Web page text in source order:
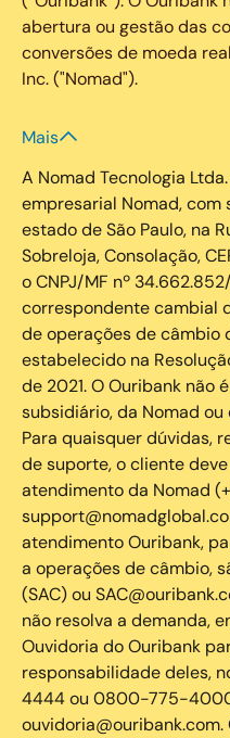
abertura ou gestão das
conversões de moeda
Inc. ("Nomad").
Mais
A Nomad Tecnologia
empresarial Nomad, com
estado de São Paulo, na
Sobreloja, Consolação,
o CNPJ/MF nº
correspondente cambial
de operações de câmbio
estabelecido na
de 2021. O Ouribank não
subsidiário, da Nomad ou
Para quaisquer dúvidas,
de suporte, o cliente
atendimento da Nomad
atendimento Ouribank,
a operações de
(SAC) ou
não resolva a demanda,
Ouvidoria do Ouribank
responsabilidade deles,
4444 ou 0800-775-